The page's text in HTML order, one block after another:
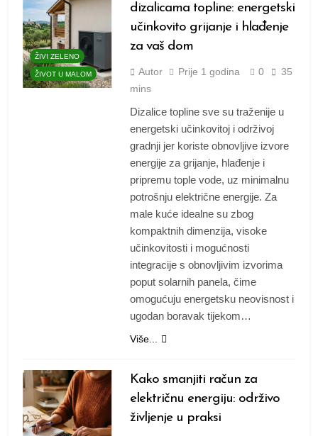
ŽIVI ZELENO
ŽIVOT U MALOM
dizalicama topline: energetski
učinkovito grijanje i hlađenje
za vaš dom
Autor Prije 1 godina 0
35
mins
Dizalice topline sve su traženije u
energetski učinkovitoj i održivoj
gradnji jer koriste obnovljive izvore
energije za grijanje, hlađenje i
pripremu tople vode, uz minimalnu
potrošnju električne energije. Za
male kuće idealne su zbog
kompaktnih dimenzija, visoke
učinkovitosti i mogućnosti
integracije s obnovljivim izvorima
poput solarnih panela, čime
omogućuju energetsku neovisnost i
ugodan boravak tijekom…
Više...
Kako smanjiti račun za
električnu energiju: održivo
življenje u praksi